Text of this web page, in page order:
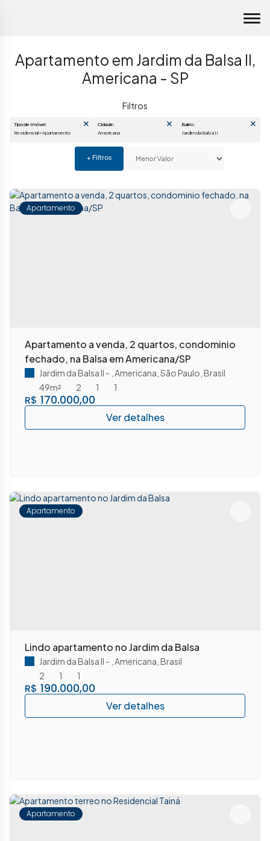
Apartamento em Jardim da Balsa II,
Americana - SP
Residencial » Apartamento Americana
Apartamento
Apartamento a venda, 2 quartos, condominio
fechado, na Balsa em Americana/SP
R$ 170.000,00
Jardim da Balsa II Americana São Paulo Brasil
2
1
49m² 1
Apartamento
Lindo apartamento no Jardim da Balsa
R$ 190.000,00
Jardim da Balsa II Americana Brasil
2
1 1
Apartamento